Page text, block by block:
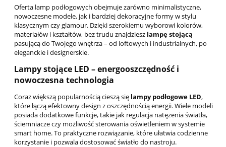
Oferta lamp podłogowych obejmuje zarówno minimalistyczne,
nowoczesne modele, jak i bardziej dekoracyjne formy w stylu
klasycznym czy glamour. Dzięki szerokiemu wyborowi kolorów,
materiałów i kształtów, bez trudu znajdziesz lampę stojącą
pasującą do Twojego wnętrza – od loftowych i industrialnych, po
eleganckie i designerskie.
Lampy stojące LED – energooszczędność i
nowoczesna technologia
Coraz większą popularnością cieszą się lampy podłogowe LED,
które łączą efektowny design z oszczędnością energii. Wiele modeli
posiada dodatkowe funkcje, takie jak regulacja natężenia światła,
ściemniacze czy możliwość sterowania oświetleniem w systemie
smart home. To praktyczne rozwiązanie, które ułatwia codzienne
korzystanie i pozwala dostosować światło do nastroju.